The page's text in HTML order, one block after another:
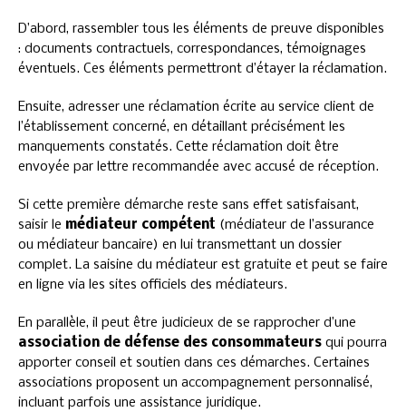
D’abord, rassembler tous les éléments de preuve disponibles
: documents contractuels, correspondances, témoignages
éventuels. Ces éléments permettront d’étayer la réclamation.
Ensuite, adresser une réclamation écrite au service client de
l’établissement concerné, en détaillant précisément les
manquements constatés. Cette réclamation doit être
envoyée par lettre recommandée avec accusé de réception.
Si cette première démarche reste sans effet satisfaisant,
saisir le médiateur compétent (médiateur de l’assurance
ou médiateur bancaire) en lui transmettant un dossier
complet. La saisine du médiateur est gratuite et peut se faire
en ligne via les sites officiels des médiateurs.
En parallèle, il peut être judicieux de se rapprocher d’une
association de défense des consommateurs qui pourra
apporter conseil et soutien dans ces démarches. Certaines
associations proposent un accompagnement personnalisé,
incluant parfois une assistance juridique.